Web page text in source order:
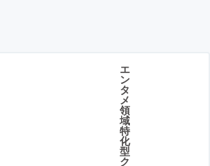
エ
ン
タ
メ
領
域
特
化
型
ク